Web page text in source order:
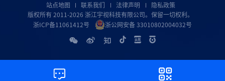
站点地图 联系我们 法律声明
隐私政策
版权所有 2011-2026 浙江宇视科技有限公司。保留一切权利。
浙ICP备11061412号
浙公网安备 33010802004032号